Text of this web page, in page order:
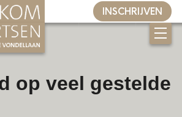
INSCHRIJVEN
op veel gestelde